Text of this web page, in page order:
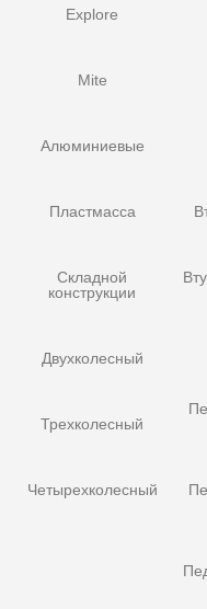
Explore
Mite
Алюминиевые
Пластмасса
Складной
конструкции
Двухколесный
Трехколесный
Четырехколесный